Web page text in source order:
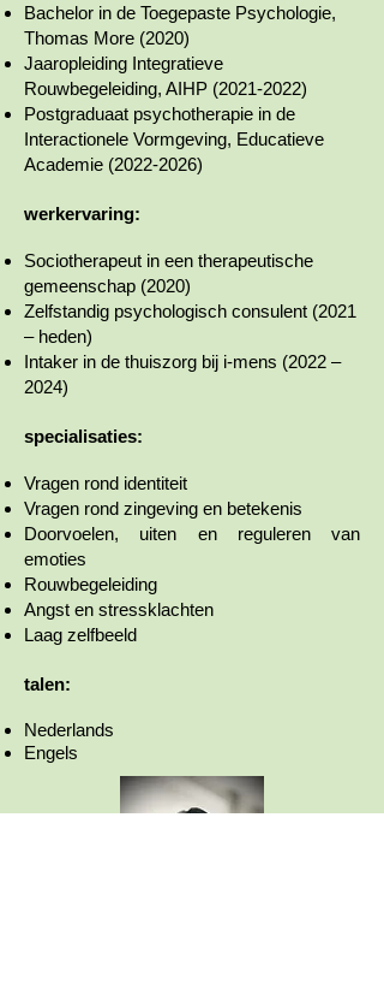
Bachelor in de Toegepaste Psychologie,
Thomas More (2020)
Jaaropleiding Integratieve
Rouwbegeleiding, AIHP (2021-2022)
Postgraduaat psychotherapie in de
Interactionele Vormgeving, Educatieve
Academie (2022-2026)
werkervaring:
Sociotherapeut in een therapeutische
gemeenschap (2020)
Zelfstandig psychologisch consulent (2021
– heden)
Intaker in de thuiszorg bij i-mens (2022 –
2024)
specialisaties:
Vragen rond identiteit
Vragen rond zingeving en betekenis
Doorvoelen, uiten en reguleren van
emoties
Rouwbegeleiding
Angst en stressklachten
Laag zelfbeeld
talen:
Nederlands
Engels